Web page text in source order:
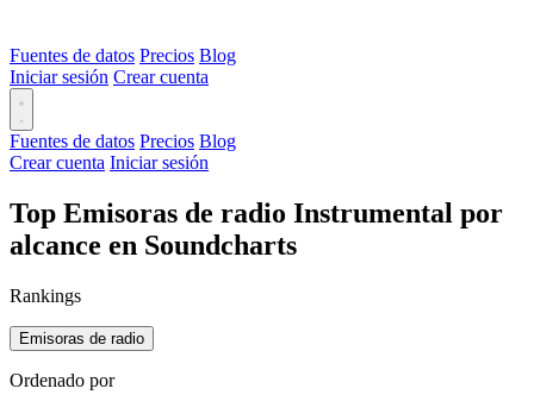
Fuentes de datos Precios Blog
Iniciar sesión Crear cuenta
Fuentes de datos Precios Blog
Crear cuenta Iniciar sesión
Top Emisoras de radio Instrumental por
alcance en Soundcharts
Rankings
Emisoras de radio
Ordenado por